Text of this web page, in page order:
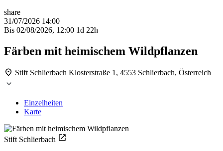
share
31/07/2026 14:00
Bis 02/08/2026, 12:00 1d 22h
Färben mit heimischem Wildpflanzen
Stift Schlierbach Klosterstraße 1, 4553 Schlierbach, Österreich
Einzelheiten
Karte
Stift Schlierbach